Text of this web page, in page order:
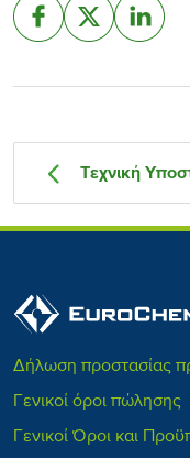
Τεχνική
Δήλωση προστασίας
Γενικοί όροι πώλησης
Γενικοί Όροι και